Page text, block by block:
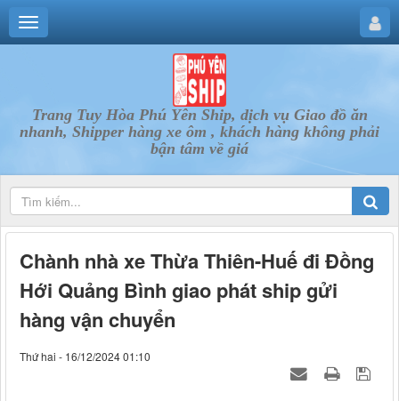
Trang Tuy Hòa Phú Yên Ship, dịch vụ Giao đồ ăn
nhanh, Shipper hàng xe ôm , khách hàng không phải
bận tâm về giá
Chành nhà xe Thừa Thiên-Huế đi Đồng
Hới Quảng Bình giao phát ship gửi
hàng vận chuyển
Thứ hai - 16/12/2024 01:10